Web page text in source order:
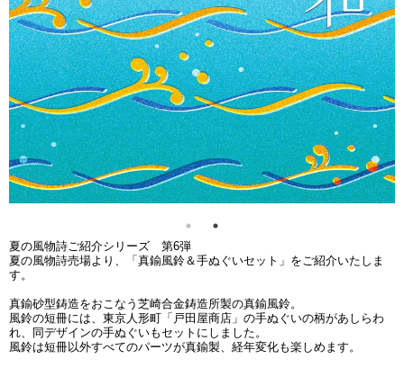
夏の風物詩ご紹介シリーズ 第6弾
夏の風物詩売場より、「真鍮風鈴＆手ぬぐいセット」をご紹介いたしま
す。
真鍮砂型鋳造をおこなう芝崎合金鋳造所製の真鍮風鈴。
風鈴の短冊には、東京人形町「戸田屋商店」の手ぬぐいの柄があしらわ
れ、同デザインの手ぬぐいもセットにしました。
風鈴は短冊以外すべてのパーツが真鍮製、経年変化も楽しめます。